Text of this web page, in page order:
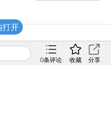
0条评论 收藏 分享
开